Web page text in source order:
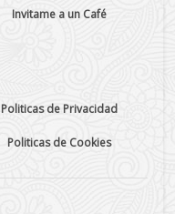
Invitame a un Café
Politicas de Privacidad
Politicas de Cookies